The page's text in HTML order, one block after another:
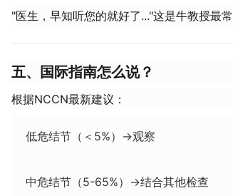
"医生，早知听您的就好了..."这是牛教授最常
​五、国际指南怎么说？​
根据NCCN最新建议：
低危结节（＜5%）→观察
中危结节（5-65%）→结合其他检查